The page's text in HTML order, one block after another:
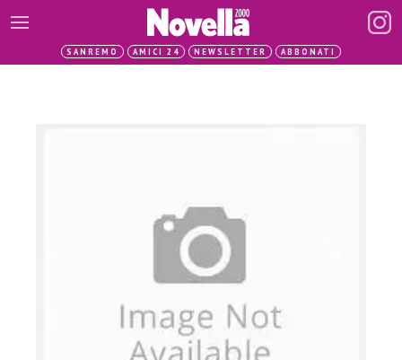
SANREMO AMICI 24 NEWSLETTER ABBONATI